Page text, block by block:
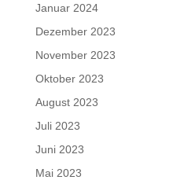
Januar 2024
Dezember 2023
November 2023
Oktober 2023
August 2023
Juli 2023
Juni 2023
Mai 2023